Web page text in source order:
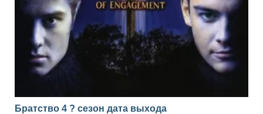
Братство 4 ? сезон дата выхода